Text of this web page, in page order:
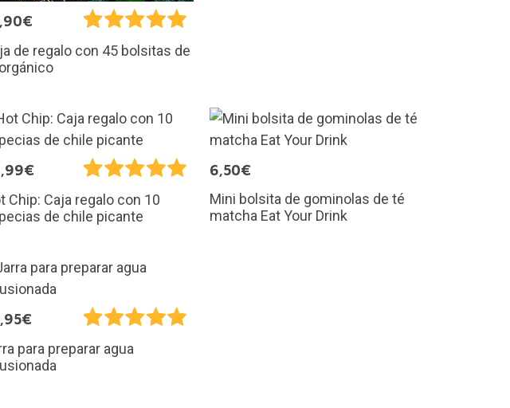
de regalo con 45 bolsitas de
Chip: Caja regalo con 10
de chile picante
6,50€
Mini bolsita de gominolas de té
matcha Eat Your Drink
para preparar agua